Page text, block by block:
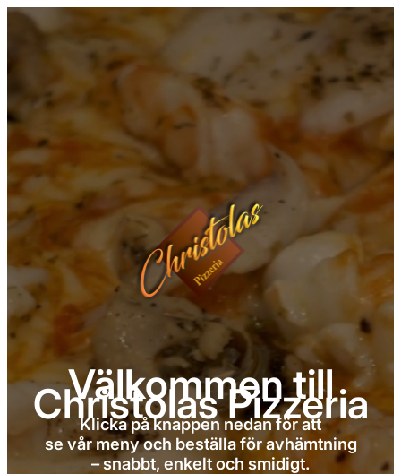
Välkommen till
Christolas Pizzeria
Klicka på knappen nedan för att
se vår meny och beställa för avhämtning
– snabbt, enkelt och smidigt.